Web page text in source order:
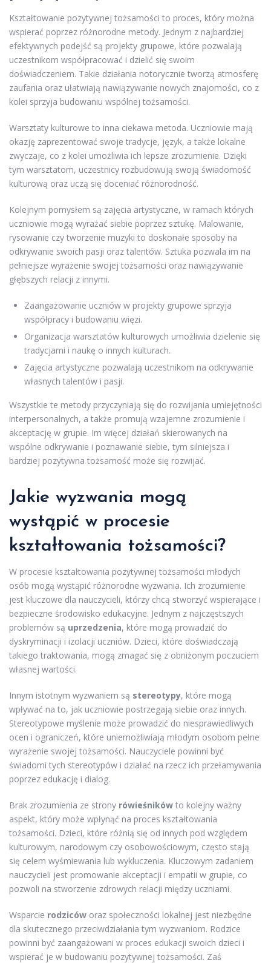
Kształtowanie pozytywnej tożsamości to proces, który można
wspierać poprzez różnorodne metody. Jednym z najbardziej
efektywnych podejść są projekty grupowe, które pozwalają
uczestnikom współpracować i dzielić się swoim
doświadczeniem. Takie działania notorycznie tworzą atmosferę
zaufania oraz ułatwiają nawiązywanie nowych znajomości, co z
kolei sprzyja budowaniu wspólnej tożsamości.
Warsztaty kulturowe to inna ciekawa metoda. Uczniowie mają
okazję zaprezentować swoje tradycje, język, a także lokalne
zwyczaje, co z kolei umożliwia ich lepsze zrozumienie. Dzięki
tym warsztatom, uczestnicy rozbudowują swoją świadomość
kulturową oraz uczą się doceniać różnorodność.
Kolejnym pomysłem są zajęcia artystyczne, w ramach których
uczniowie mogą wyrażać siebie poprzez sztukę. Malowanie,
rysowanie czy tworzenie muzyki to doskonałe sposoby na
odkrywanie swoich pasji oraz talentów. Sztuka pozwala im na
pełniejsze wyrażenie swojej tożsamości oraz nawiązywanie
głębszych relacji z innymi.
Zaangażowanie uczniów w projekty grupowe sprzyja
współpracy i budowaniu więzi.
Organizacja warsztatów kulturowych umożliwia dzielenie się
tradycjami i naukę o innych kulturach.
Zajęcia artystyczne pozwalają uczestnikom na odkrywanie
własnych talentów i pasji.
Wszystkie te metody przyczyniają się do rozwijania umiejętności
interpersonalnych, a także promują wzajemne zrozumienie i
akceptację w grupie. Im więcej działań skierowanych na
wspólne odkrywanie i poznawanie siebie, tym silniejsza i
bardziej pozytywna tożsamość może się rozwijać.
Jakie wyzwania mogą
wystąpić w procesie
kształtowania tożsamości?
W procesie kształtowania pozytywnej tożsamości młodych
osób mogą wystąpić różnorodne wyzwania. Ich zrozumienie
jest kluczowe dla nauczycieli, którzy chcą stworzyć wspierające i
bezpieczne środowisko edukacyjne. Jednym z najczęstszych
problemów są uprzedzenia, które mogą prowadzić do
dyskryminacji i izolacji uczniów. Dzieci, które doświadczają
takiego traktowania, mogą zmagać się z obniżonym poczuciem
własnej wartości.
Innym istotnym wyzwaniem są stereotypy, które mogą
wpływać na to, jak uczniowie postrzegają siebie oraz innych.
Stereotypowe myślenie może prowadzić do niesprawiedliwych
ocen i ograniczeń, które uniemożliwiają młodym osobom pełne
wyrażenie swojej tożsamości. Nauczyciele powinni być
świadomi tych stereotypów i działać na rzecz ich przełamywania
poprzez edukację i dialog.
Brak zrozumienia ze strony rówieśników to kolejny ważny
aspekt, który może wpłynąć na proces kształtowania
tożsamości. Dzieci, które różnią się od innych pod względem
kulturowym, narodowym czy osobowościowym, często stają
się celem wyśmiewania lub wykluczenia. Kluczowym zadaniem
nauczycieli jest promowanie akceptacji i empatii w grupie, co
pozwoli na stworzenie zdrowych relacji między uczniami.
Wsparcie rodziców oraz społeczności lokalnej jest niezbędne
dla skutecznego przeciwdziałania tym wyzwaniom. Rodzice
powinni być zaangażowani w proces edukacji swoich dzieci i
wspierać je w budowaniu pozytywnej tożsamości. Zaś